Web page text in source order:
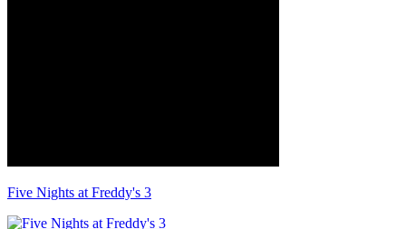
Five Nights at Freddy's 3